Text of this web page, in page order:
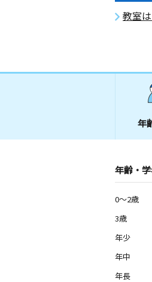
教室
年
年齢・
0～2歳
3歳
年少
年中
年長